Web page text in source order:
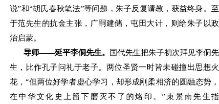
说”和“胡氏春秋笔法”等问题，朱子反复请教，获益终身。至
于范先生的抗金主张，广嗣建储，屯田大计，则给朱子以政
治启蒙。
导师——延平李侗先生。
国代先生把朱子初次拜见李侗先
生，比作孔子问礼于老子。两位圣贤一时皆未碰撞出思想火
花，“但两位好学者虚心学习，却形成刚柔相济的圆融态势，
在中华文化史上留下磨灭不了的烙印。”束景南先生指